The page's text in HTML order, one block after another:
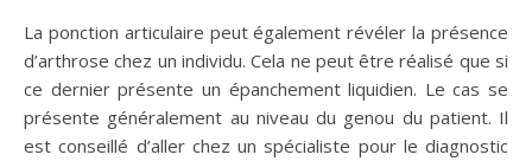
La ponction articulaire peut également révéler la présence
d’arthrose chez un individu. Cela ne peut être réalisé que si
ce dernier présente un épanchement liquidien. Le cas se
présente généralement au niveau du genou du patient. Il
est conseillé d’aller chez un spécialiste pour le diagnostic